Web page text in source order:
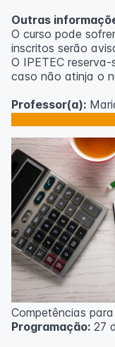
Outras
O curso pode
inscritos serão
O IPETEC
caso não atinja o
Professor(a):
Competências
Programação: 27